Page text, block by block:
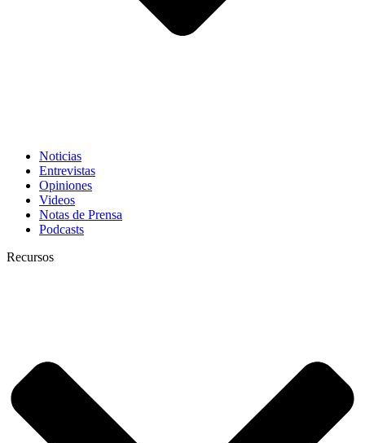
Noticias
Entrevistas
Opiniones
Videos
Notas de Prensa
Podcasts
Recursos